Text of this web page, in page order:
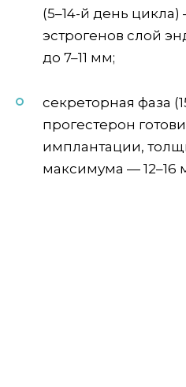
(5–14-й день
эстрогенов слой
до 7–11 мм;
секреторная фаза
прогестерон
имплантации,
максимума — 12–16